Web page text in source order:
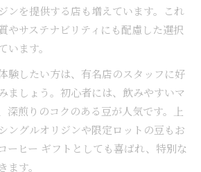
ンを提供する店も増えています。これ
やサステナビリティにも配慮した選択
ます。
験したい方は、有名店のスタッフに好
ましょう。初心者には、飲みやすいマ
深煎りのコクのある豆が人気です。上
ングルオリジンや限定ロットの豆もお
ーヒー ギフトとしても喜ばれ、特別な
す。